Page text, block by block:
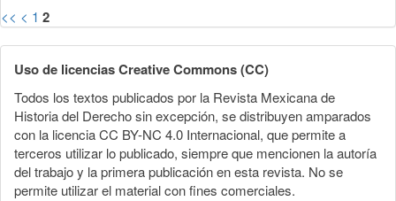
<< < 1 2
Uso de licencias Creative Commons (CC)
Todos los textos publicados por la Revista Mexicana de
Historia del Derecho sin excepción, se distribuyen amparados
con la licencia CC BY-NC 4.0 Internacional, que permite a
terceros utilizar lo publicado, siempre que mencionen la autoría
del trabajo y la primera publicación en esta revista. No se
permite utilizar el material con fines comerciales.